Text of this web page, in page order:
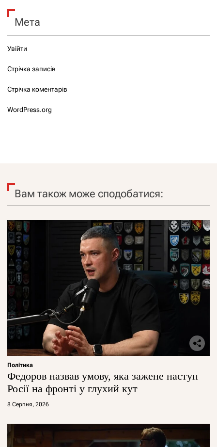
Мета
Увійти
Стрічка записів
Стрічка коментарів
WordPress.org
Вам також може сподобатися:
Політика
Федоров назвав умову, яка зажене наступ
Росії на фронті у глухий кут
8 Серпня, 2026